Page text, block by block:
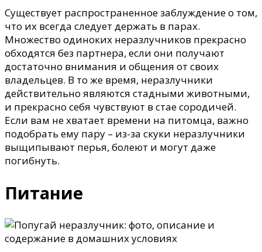
Существует распространенное заблуждение о том,
что их всегда следует держать в парах.
Множество одиноких неразлучников прекрасно
обходятся без партнера, если они получают
достаточно внимания и общения от своих
владельцев. В то же время, неразлучники
действительно являются стадными животными,
и прекрасно себя чувствуют в стае сородичей.
Если вам не хватает времени на питомца, важно
подобрать ему пару – из-за скуки неразлучники
выщипывают перья, болеют и могут даже
погибнуть.
Питание